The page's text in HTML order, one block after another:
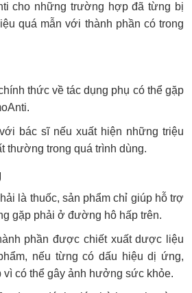
cho những trường hợp đã từng bị
quá mẫn với thành phần có trong
thức về tác dụng phụ có thể gặp
bác sĩ nếu xuất hiện những triệu
thường trong quá trình dùng.
là thuốc, sản phẩm chỉ giúp hỗ trợ
gặp phải ở đường hô hấp trên.
phần được chiết xuất dược liệu
nếu từng có dấu hiệu dị ứng,
vì có thể gây ảnh hưởng sức khỏe.